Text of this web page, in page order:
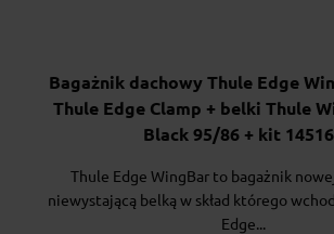
Bagażnik dachowy Thule Edge
Thule Edge Clamp + belki Thule
Black 95/86 + kit
Thule Edge WingBar to bagażnik
niewystającą belką w skład którego
Edge...